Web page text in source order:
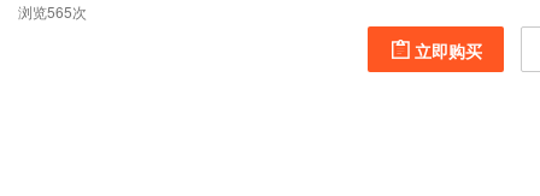
浏览565次
立即购买